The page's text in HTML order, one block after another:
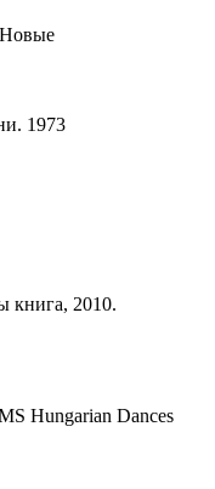
1973
книга, 2010.
Hungarian Dances